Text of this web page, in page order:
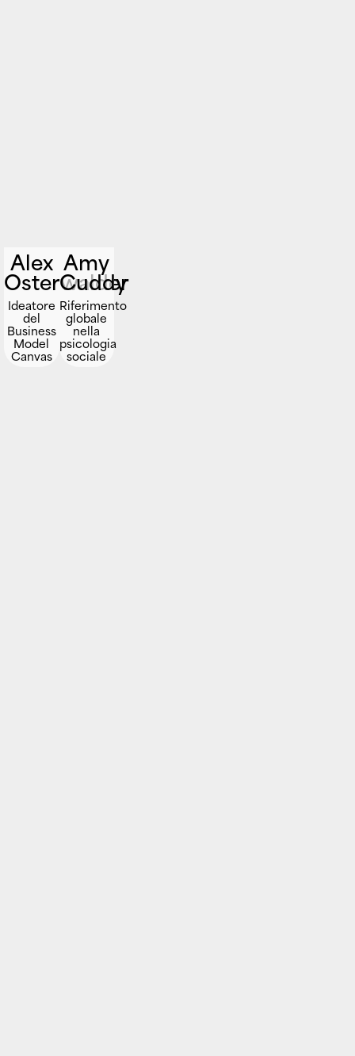
Alex
Osterwalder
Ideatore
del
Business
Model
Canvas
Amy
Cuddy
Riferimento
globale
nella
psicologia
sociale